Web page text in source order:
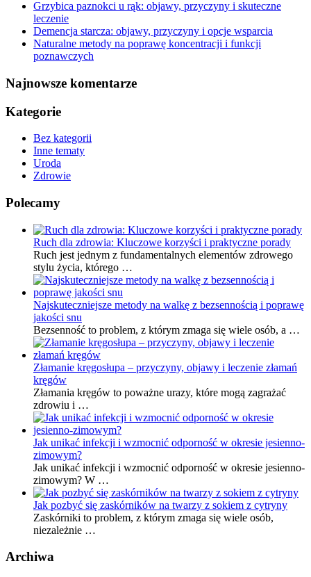
Grzybica paznokci u rąk: objawy, przyczyny i skuteczne
leczenie
Demencja starcza: objawy, przyczyny i opcje wsparcia
Naturalne metody na poprawę koncentracji i funkcji
poznawczych
Najnowsze komentarze
Kategorie
Bez kategorii
Inne tematy
Uroda
Zdrowie
Polecamy
Ruch dla zdrowia: Kluczowe korzyści i praktyczne porady
Ruch jest jednym z fundamentalnych elementów zdrowego
stylu życia, którego …
Najskuteczniejsze metody na walkę z bezsennością i poprawę
jakości snu
Bezsenność to problem, z którym zmaga się wiele osób, a …
Złamanie kręgosłupa – przyczyny, objawy i leczenie złamań
kręgów
Złamania kręgów to poważne urazy, które mogą zagrażać
zdrowiu i …
Jak unikać infekcji i wzmocnić odporność w okresie jesienno-
zimowym?
Jak unikać infekcji i wzmocnić odporność w okresie jesienno-
zimowym? W …
Jak pozbyć się zaskórników na twarzy z sokiem z cytryny
Zaskórniki to problem, z którym zmaga się wiele osób,
niezależnie …
Archiwa